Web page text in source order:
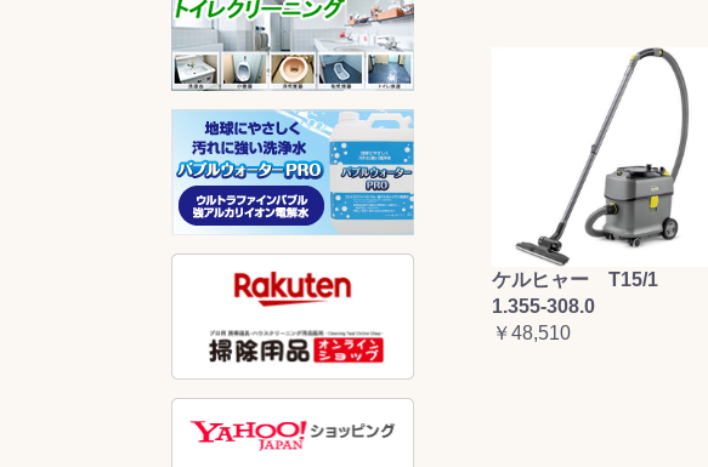
ケルヒャー T15/1
1.355-308.0
￥48,510